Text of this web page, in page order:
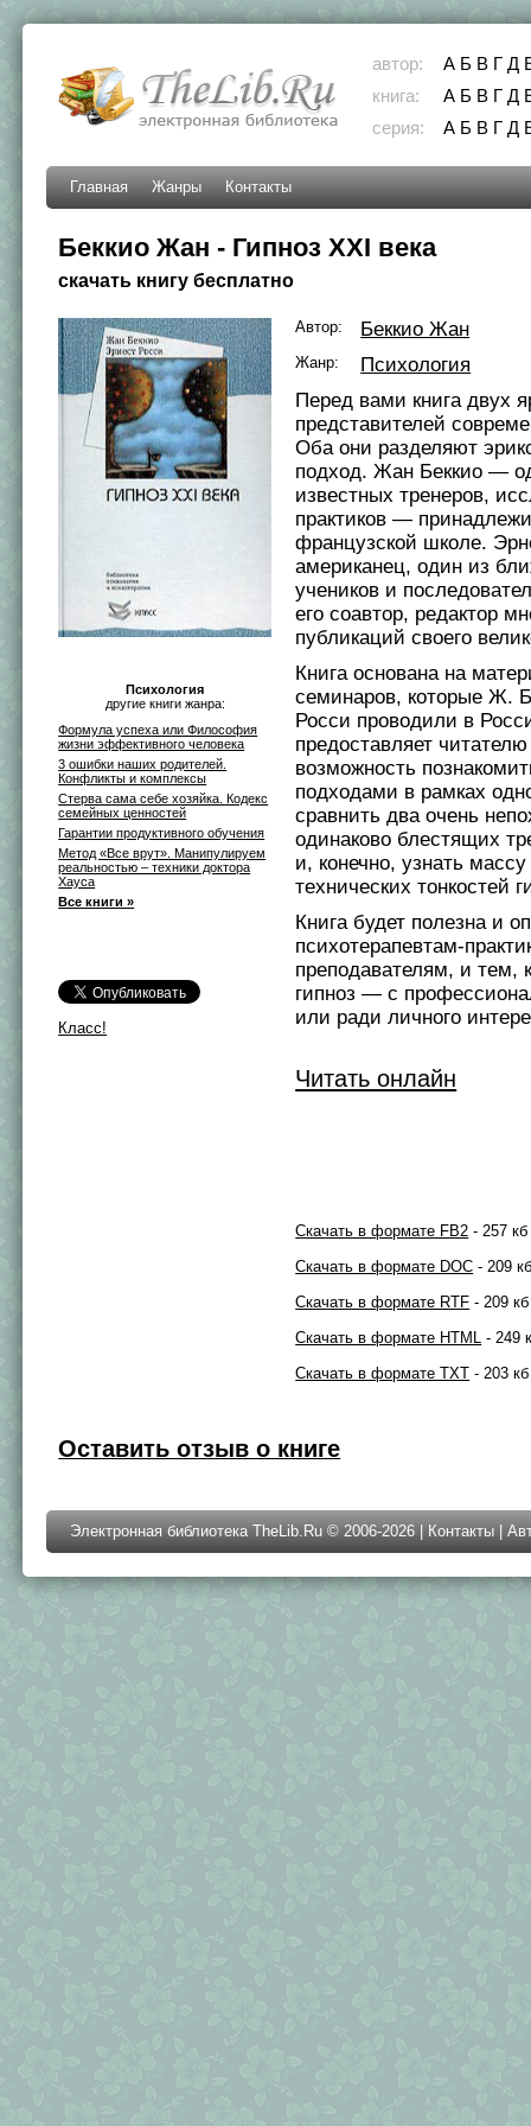
автор: А Б В Г Д
книга:
А Б В Г Д
серия:
А Б В Г Д
Главная Жанры Контакты
Беккио Жан - Гипноз XXI века
скачать книгу бесплатно
Психология
другие книги жанра:
Формула успеха или Философия
жизни эффективного человека
3 ошибки наших родителей.
Конфликты и комплексы
Стерва сама себе хозяйка. Кодекс
семейных ценностей
Гарантии продуктивного обучения
Метод «Все врут». Манипулируем
реальностью – техники доктора
Хауса
Все книги »
Класс!
Автор: Беккио Жан
Жанр:
Психология
Перед вами книга двух
представителей
Оба они разделяют
подход. Жан Беккио —
известных тренеров,
практиков —
французской школе.
американец, один из
учеников и
его соавтор, редактор
публикаций своего
Книга основана на
семинаров, которые Ж.
Росси проводили в
предоставляет
возможность
подходами в рамках
сравнить два очень
одинаково блестящих
и, конечно, узнать
технических тонкостей
Книга будет полезна и
психотерапевтам-
преподавателям, и тем,
гипноз — с
или ради личного
Читать онлайн
Скачать в формате FB2 - 257 кб
Скачать в формате DOC - 209
Скачать в формате RTF - 209 кб
Скачать в формате HTML - 249
Скачать в формате TXT - 203 кб
Оставить отзыв о книге
Электронная библиотека TheLib.Ru © 2006-2026 | Контакты |